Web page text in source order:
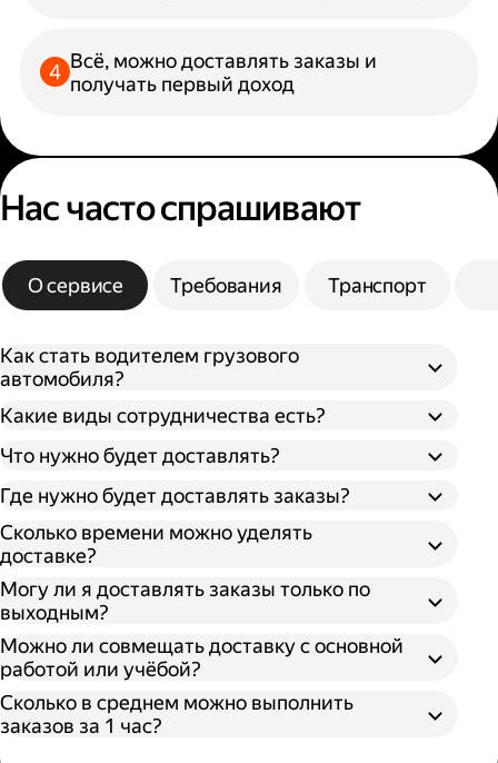
Всё, можно доставлять заказы и
получать первый доход
Нас часто спрашивают
О сервисе Требования Транспорт
Как стать водителем грузового
автомобиля?
Какие виды сотрудничества есть?
Через парк;
Через парк как самозанятый;
Как самозанятый;
Что нужно будет доставлять?
Где нужно будет доставлять заказы?
Сколько времени можно уделять
доставке?
Могу ли я доставлять заказы только по
выходным?
Можно ли совмещать доставку с основной
работой или учёбой?
Сколько в среднем можно выполнить
заказов за 1 час?